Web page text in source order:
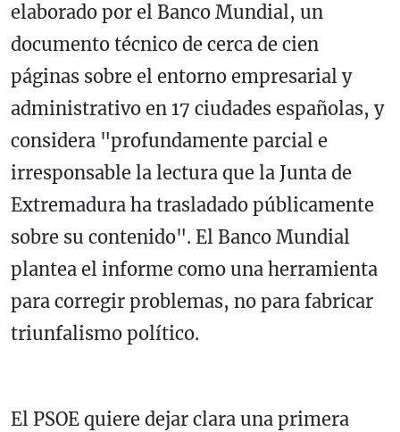
elaborado por el Banco Mundial, un
documento técnico de cerca de cien
páginas sobre el entorno empresarial y
administrativo en 17 ciudades españolas, y
considera "profundamente parcial e
irresponsable la lectura que la Junta de
Extremadura ha trasladado públicamente
sobre su contenido". El Banco Mundial
plantea el informe como una herramienta
para corregir problemas, no para fabricar
triunfalismo político.
El PSOE quiere dejar clara una primera